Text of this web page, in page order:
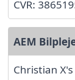
CVR:
AEM
Christian